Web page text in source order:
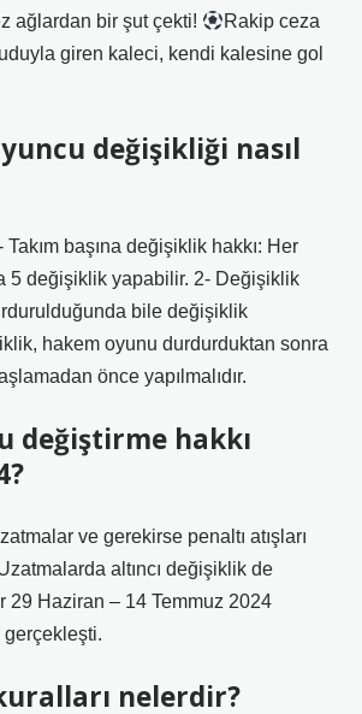
ağlardan bir şut çekti!
Rakip ceza
giren kaleci, kendi kalesine gol
değişikliği nasıl
başına değişiklik hakkı: Her
5 değişiklik yapabilir. 2- Değişiklik
bile değişiklik
hakem oyunu durdurduktan sonra
önce yapılmalıdır.
değiştirme hakkı
ve gerekirse penaltı atışları
altıncı değişiklik de
29 Haziran – 14 Temmuz 2024
gerçekleşti.
nelerdir?